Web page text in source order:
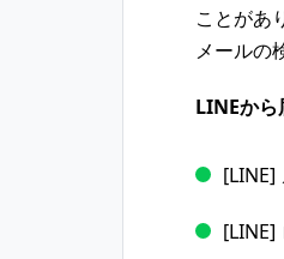
ことがあ
メールの
LINEから
[LINE]
[LINE]